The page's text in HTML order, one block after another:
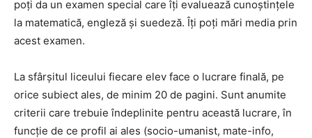
poți da un examen special care îți evaluează cunoștințele
la matematică, engleză și suedeză. Îți poți mări media prin
acest examen.
La sfârșitul liceului fiecare elev face o lucrare finală, pe
orice subiect ales, de minim 20 de pagini. Sunt anumite
criterii care trebuie îndeplinite pentru această lucrare, în
funcție de ce profil ai ales (socio-umanist, mate-info,